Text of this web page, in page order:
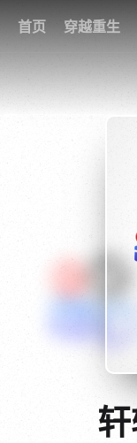
首页 穿越重生
我的观
{if
gt
28短